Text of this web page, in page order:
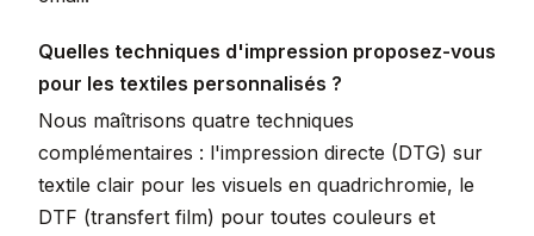
Quelles techniques d'impression proposez-vous
pour les textiles personnalisés ?
Nous maîtrisons quatre techniques
complémentaires : l'impression directe (DTG) sur
textile clair pour les visuels en quadrichromie, le
DTF (transfert film) pour toutes couleurs et